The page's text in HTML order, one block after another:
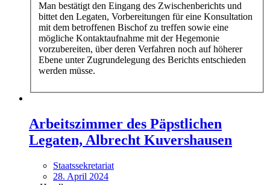
Man bestätigt den Eingang des Zwischenberichts und
bittet den Legaten, Vorbereitungen für eine Konsultation
mit dem betroffenen Bischof zu treffen sowie eine
mögliche Kontaktaufnahme mit der Hegemonie
vorzubereiten, über deren Verfahren noch auf höherer
Ebene unter Zugrundelegung des Berichts entschieden
werden müsse.
Arbeitszimmer des Päpstlichen
Legaten, Albrecht Kuvershausen
Staatssekretariat
28. April 2024